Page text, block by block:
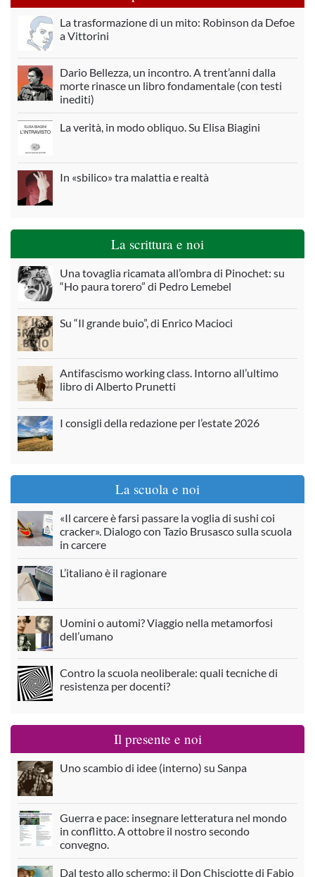
La trasformazione di un mito: Robinson da Defoe
a Vittorini
Dario Bellezza, un incontro. A trent’anni dalla
morte rinasce un libro fondamentale (con testi
inediti)
La verità, in modo obliquo. Su Elisa Biagini
In «sbilico» tra malattia e realtà
La scrittura e noi
Una tovaglia ricamata all’ombra di Pinochet: su
“Ho paura torero” di Pedro Lemebel
Su “Il grande buio”, di Enrico Macioci
Antifascismo working class. Intorno all’ultimo
libro di Alberto Prunetti
I consigli della redazione per l’estate 2026
La scuola e noi
«Il carcere è farsi passare la voglia di sushi coi
cracker». Dialogo con Tazio Brusasco sulla scuola
in carcere
L’italiano è il ragionare
Uomini o automi? Viaggio nella metamorfosi
dell’umano
Contro la scuola neoliberale: quali tecniche di
resistenza per docenti?
Il presente e noi
Uno scambio di idee (interno) su Sanpa
Guerra e pace: insegnare letteratura nel mondo
in conflitto. A ottobre il nostro secondo
convegno.
Dal testo allo schermo: il Don Chisciotte di Fabio